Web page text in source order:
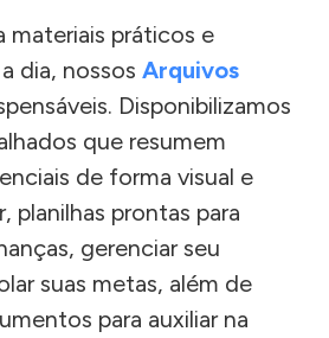
materiais práticos e
dia, nossos Arquivos
Disponibilizamos
que resumem
de forma visual e
planilhas prontas para
gerenciar seu
suas metas, além de
para auxiliar na